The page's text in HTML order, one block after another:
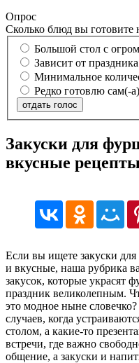
Опрос
Сколько блюд вы готовите
Большой стол с
Зависит от праздника
Минимальное
Редко готовлю сам(-
отдать голос
Закуски для
вкусные
Если вы ищете закуски
и вкусные, наша рубрика
закусок, которые украсят
праздник великолепным.
это модное ныне
случаев, когда
столом, а какие-то
встречи, где важно
общение, а закуски и